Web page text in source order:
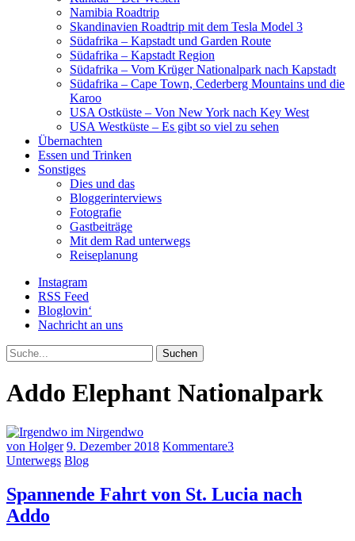
Namibia Roadtrip
Skandinavien Roadtrip mit dem Tesla Model 3
Südafrika – Kapstadt und Garden Route
Südafrika – Kapstadt Region
Südafrika – Vom Krüger Nationalpark nach Kapstadt
Südafrika – Cape Town, Cederberg Mountains und die
Karoo
USA Ostküste – Von New York nach Key West
USA Westküste – Es gibt so viel zu sehen
Übernachten
Essen und Trinken
Sonstiges
Dies und das
Bloggerinterviews
Fotografie
Gastbeiträge
Mit dem Rad unterwegs
Reiseplanung
Instagram
RSS Feed
Bloglovin‘
Nachricht an uns
Suche
Addo Elephant Nationalpark
von Holger 9. Dezember 2018 Kommentare3
Unterwegs Blog
Spannende Fahrt von St. Lucia nach
Addo